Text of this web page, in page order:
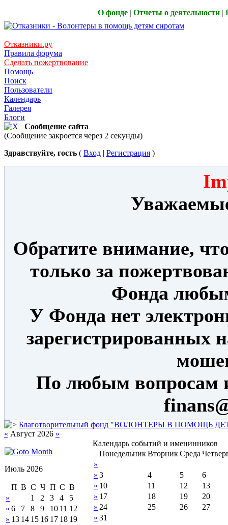
О фонде | Отчеты о деятельности |
Отказники.ру
Правила форума
Сделать пожертвование
Помощь
Поиск
Пользователи
Календарь
Галерея
Блоги
Сообщение сайта
(Сообщение закроется через 2 секунды)
Здравствуйте, гость ( Вход | Регистрация )
Обратите внимание,
только за
Фонда
У Фонда нет
зарегистрированных
По любым вопросам
Благотворительный фонд "ВОЛОНТЕРЫ В ПОМОЩЬ
« Август 2026 »
Июль 2026
П В С Ч П С В
»
1 2 3 4
5
» 6 7 8 9 10 11 12
» 13 14 15 16 17 18 19
Календарь событий и именинников
ПонедельникВторникСреда
»
» 3 4 5
6
» 10 11 12
13
» 17 18 19
20
» 24 25 26
27
» 31